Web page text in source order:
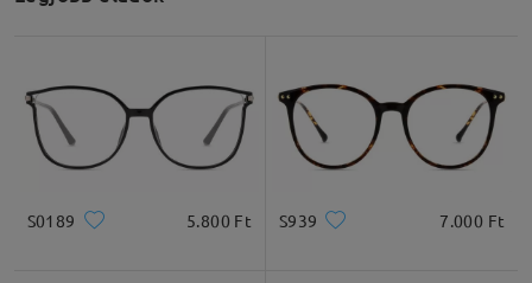
Ajánlott arcformák
S0189 5.800 Ft S939 7.000 Ft